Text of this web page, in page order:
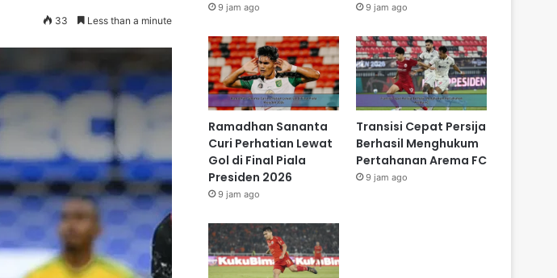
33 Less than a minute
9 jam ago 9 jam ago
Ramadhan Sananta
Curi Perhatian Lewat
Gol di Final Piala
Presiden 2026
9 jam ago
Transisi Cepat Persija
Berhasil Menghukum
Pertahanan Arema FC
9 jam ago